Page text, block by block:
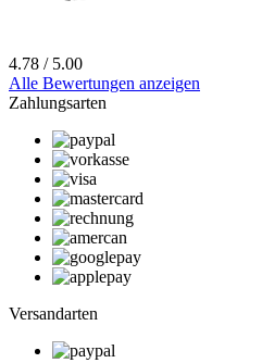
4.78 / 5.00
Alle Bewertungen anzeigen
Zahlungsarten
Versandarten